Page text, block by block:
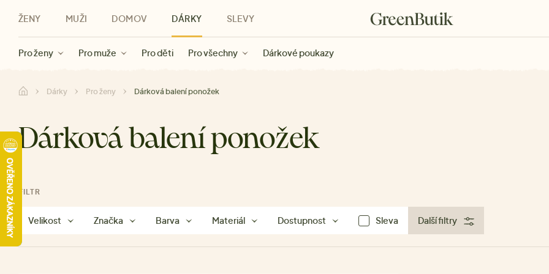
ŽENY
Novinky Oblečení Doplňky Značky Slevy
MUŽI
Novinky Oblečení Značky Slevy
DOMOV
Kategorie Značky Slevy
DÁRKY
Pro ženy Pro muže Pro děti Pro všechny Dárkové poukazy
SLEVY
Slevy ženy Slevy muži
Dárky Pro ženy Dárková balení ponožek
Dárková balení ponožek
FILTR
Velikost Značka Barva Materiál Dostupnost Sleva Další filtry